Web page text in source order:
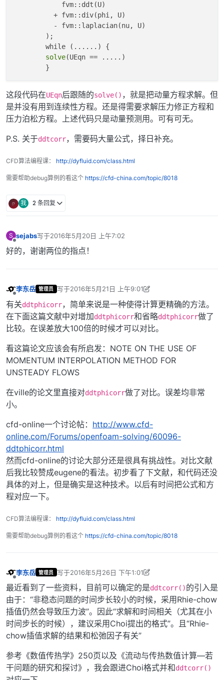
            fvm::ddt(U)
          + fvm::div(phi, U)
          - fvm::laplacian(nu, U)
        );
        while (......) {
solve(UEqn == .....)
这段代码在UEqn后跟随的solve() ，就是把动量方程求解。但
是并没有用到连续性方程。还是得需要求解压力修正方程和
压力泊松方程。上述代码只是动量预测用。可有可无。
P.S. 关于ddtcorr，需要码大量公式，择日补充。
CFD算法编程课： http://dyfluid.com/class.html
需要帮助debug算例的看这个 https://cfd-china.com/topic/8018
我 2 条回复
S
离线
sejabs写于2016年5月20日 上午7:02
最后由 编辑
好的，谢谢两位的指点！
李东岳 管理员 写于2016年5月21日 上午9:01
最后由 李东岳 编辑2016年5月21日 下午5:02
有关ddtphicorr，简单来说是一种使得计算更精确的方法。
在下面这篇文献中对增加ddtphicorr和省略ddtphicorr做了
比较。在误差放大100倍的时候才可以对比。
看这篇论文应该会有所启发：NOTE ON THE USE OF
MOMENTUM INTERPOLATION METHOD FOR
UNSTEADY FLOWS
在ville的论文里直接对ddtphicorr做了对比。误差均非常
小。
cfd-online一个讨论帖： http://www.cfd-
online.com/Forums/openfoam-solving/60096-
ddtphicorr.html
然而cfd-online的讨论大部分还是很具有挑战性。对比文献
后我比较赞成eugene的看法。初步看了下文献，和代码还没
具体的对上，但是确实是这种技术。以后有时间把公式和方
程对应一下。
CFD算法编程课： http://dyfluid.com/class.html
需要帮助debug算例的看这个 https://cfd-china.com/topic/8018
李东岳 管理员 写于2016年5月26日 下午1:01
最后由 李东岳 编辑2016年5月26日 下午9:06
最近看到了一些资料，目前可以确定的是ddtcorr()的引入是
由于：“非稳态问题的时间步长较小的时候，采用Rhie-chow
插值仍然会导致压力波”。因此“求解和时间相关（尤其在小
时间步长的时候），建议采用Choi提出的格式”。且“Rhie-
chow插值求解的结果和松弛因子有关”
参考《数值传热学》250页以及《流动与传热数值计算—若
干问题的研究和探讨》，我会跟进Choi格式并和ddtcorr()